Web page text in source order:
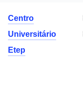
Centro
Universitário
Etep